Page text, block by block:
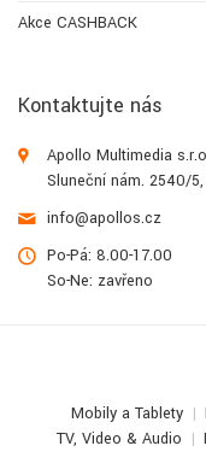
Akce CASHBACK
Kontaktujte nás
Apollo Multimedia
Sluneční nám. 2540/
info@apollos.cz
Po-Pá: 8.00-17.00
So-Ne: zavřeno
Mobily a Tablety
TV, Video & Audio